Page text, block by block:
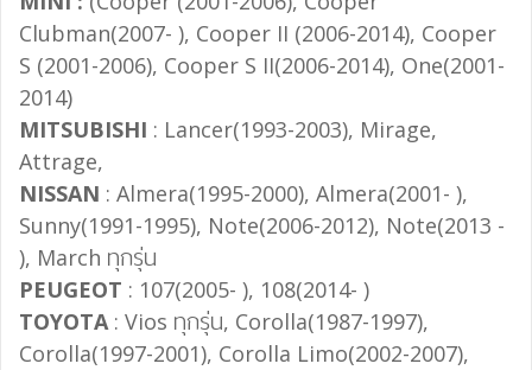
Clubman(2007- ), Cooper II (2006-2014), Cooper
S (2001-2006), Cooper S II(2006-2014), One(2001-
2014)
MITSUBISHI : Lancer(1993-2003), Mirage,
Attrage,
NISSAN : Almera(1995-2000), Almera(2001- ),
Sunny(1991-1995), Note(2006-2012), Note(2013 -
), March ทุกรุ่น
PEUGEOT : 107(2005- ), 108(2014- )
TOYOTA: Vios ทุกรุ่น, Corolla(1987-1997),
Corolla(1997-2001), Corolla Limo(2002-2007),